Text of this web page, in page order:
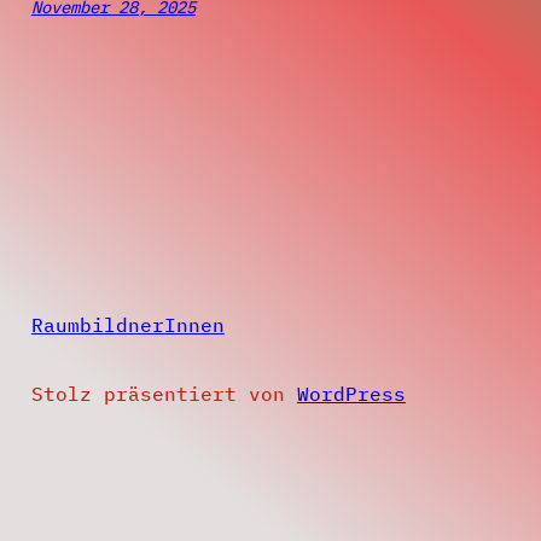
November 28, 2025
RaumbildnerInnen
Stolz präsentiert von WordPress